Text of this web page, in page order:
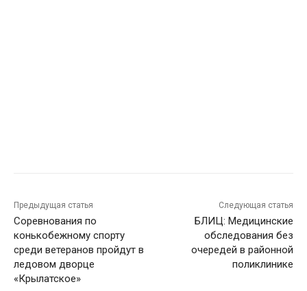
Предыдущая статья
Соревнования по
конькобежному спорту
среди ветеранов пройдут в
ледовом дворце
«Крылатское»
Следующая статья
БЛИЦ: Медицинские
обследования без
очередей в районной
поликлинике